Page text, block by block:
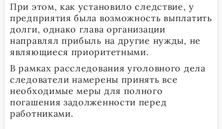
При этом, как установило следствие, у
предприятия была возможность выплатить
долги, однако глава организации
направлял прибыль на другие нужды, не
являющиеся приоритетными.
В рамках расследования уголовного дела
следователи намерены принять все
необходимые меры для полного
погашения задолженности перед
работниками.